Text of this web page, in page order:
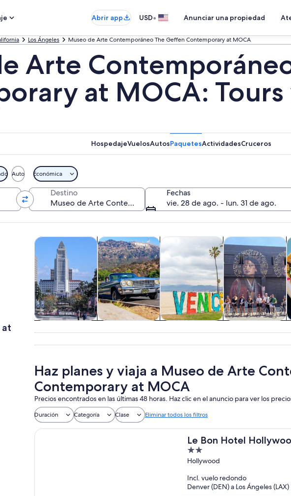
Abrir app USD• Anunciar una propiedad
Los Ángeles Museo de Arte Contemporáneo The Geffen Contemporary at MOCA
Arte
at MOCA:
HospedajeVuelosAutosPaquetesActividadesCruceros
Auto Económica
Destino
Fechas
vie. 28 de ago. - lun. 31 de ago.
at
excursiones de
un día
Tours y excursiones de un díaSe abrirá en una nueva pestaña
Cultura e historiaSe abrirá en una nueva pestaña
personalizados
Tours privados y personalizados Se
actividades al
aire libre
Aventura y
Haz planes y viaja a Museo de Arte
Contemporary at MOCA
Precios encontrados en las últimas 48 horas. Haz clic en el anuncio para ver los
Duración Categoría Clase Eliminar todos los filtros
Le Bon Hotel
2
out
5
Hollywood
Incl. vuelo redondo
Denver (DEN) a Los Ángeles (LAX)